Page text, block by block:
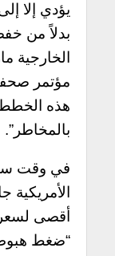
يؤدي إلا
بدلاً من
الخارجية
مؤتمر
هذه
بالمخاطر”.
في وقت
أقصى
“ضغط